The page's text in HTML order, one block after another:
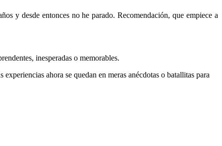
y desde entonces no he parado. Recomendación, que empiece a
inesperadas o memorables.
ahora se quedan en meras anécdotas o batallitas para